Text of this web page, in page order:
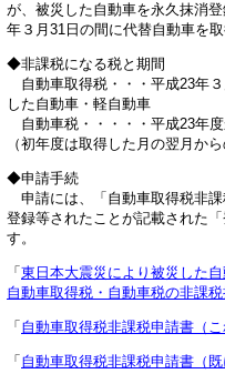
が、被災した自動車を永久抹消
年３月31日の間に代替自動車を取
◆非課税になる税と期間
自動車取得税・・・平成23年
した自動車・軽自動車
自動車税・・・・・平成23年
（初年度は取得した月の翌月から
◆申請手続
申請には、「自動車取得税非
登録等されたことが記載された
す。
「 東日本大震災により被災した
自動車取得税・自動車税の非課
「 自動車取得税非課税申請書（
「 自動車取得税非課税申請書（